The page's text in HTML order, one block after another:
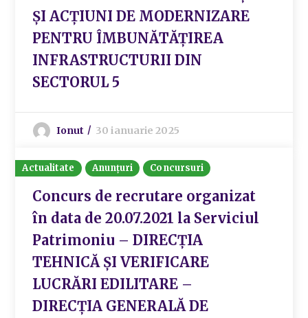
ȘI ACȚIUNI DE MODERNIZARE
PENTRU ÎMBUNĂTĂȚIREA
INFRASTRUCTURII DIN
SECTORUL 5
Ionut 30 ianuarie 2025
Actualitate Anunțuri Concursuri
Concurs de recrutare organizat
în data de 20.07.2021 la Serviciul
Patrimoniu – DIRECȚIA
TEHNICĂ ȘI VERIFICARE
LUCRĂRI EDILITARE –
DIRECȚIA GENERALĂ DE